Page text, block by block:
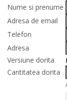
Nume si prenume
Adresa de email
Telefon
Adresa
Versiune dorita
Cantitatea dorita